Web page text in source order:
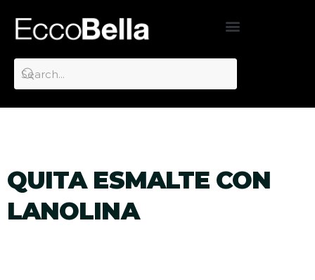
QUITA ESMALTE CON
LANOLINA